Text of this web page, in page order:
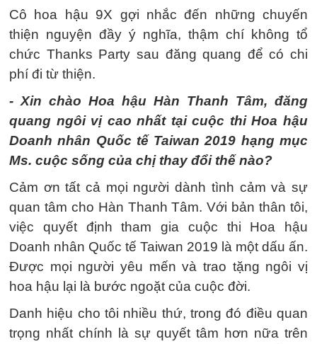
Cô hoa hậu 9X gợi nhắc đến những chuyến
thiện nguyện đầy ý nghĩa, thậm chí không tổ
chức Thanks Party sau đăng quang để có chi
phí đi từ thiện.
- Xin chào Hoa hậu Hàn Thanh Tâm, đăng
quang ngôi vị cao nhất tại cuộc thi Hoa hậu
Doanh nhân Quốc tế Taiwan 2019 hạng mục
Ms. cuộc sống của chị thay đổi thế nào?
Cảm ơn tất cả mọi người dành tình cảm và sự
quan tâm cho Hàn Thanh Tâm. Với bản thân tôi,
việc quyết định tham gia cuộc thi Hoa hậu
Doanh nhân Quốc tế Taiwan 2019 là một dấu ấn.
Được mọi người yêu mến và trao tặng ngôi vị
hoa hậu lại là bước ngoặt của cuộc đời.
Danh hiệu cho tôi nhiều thứ, trong đó điều quan
trọng nhất chính là sự quyết tâm hơn nữa trên